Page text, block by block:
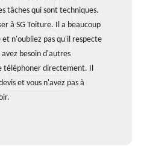
tâches qui sont techniques.
à SG Toiture. Il a beaucoup
n'oubliez pas qu'il respecte
avez besoin d'autres
téléphoner directement. Il
et vous n'avez pas à